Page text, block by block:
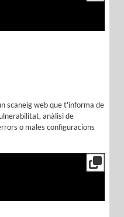
scaneig web que t'informa de
anàlisi de
o males configuracions